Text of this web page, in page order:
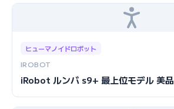
ヒューマノイドロボット
IROBOT
iRobot ルンバ s9+ 最上位モデル 美品